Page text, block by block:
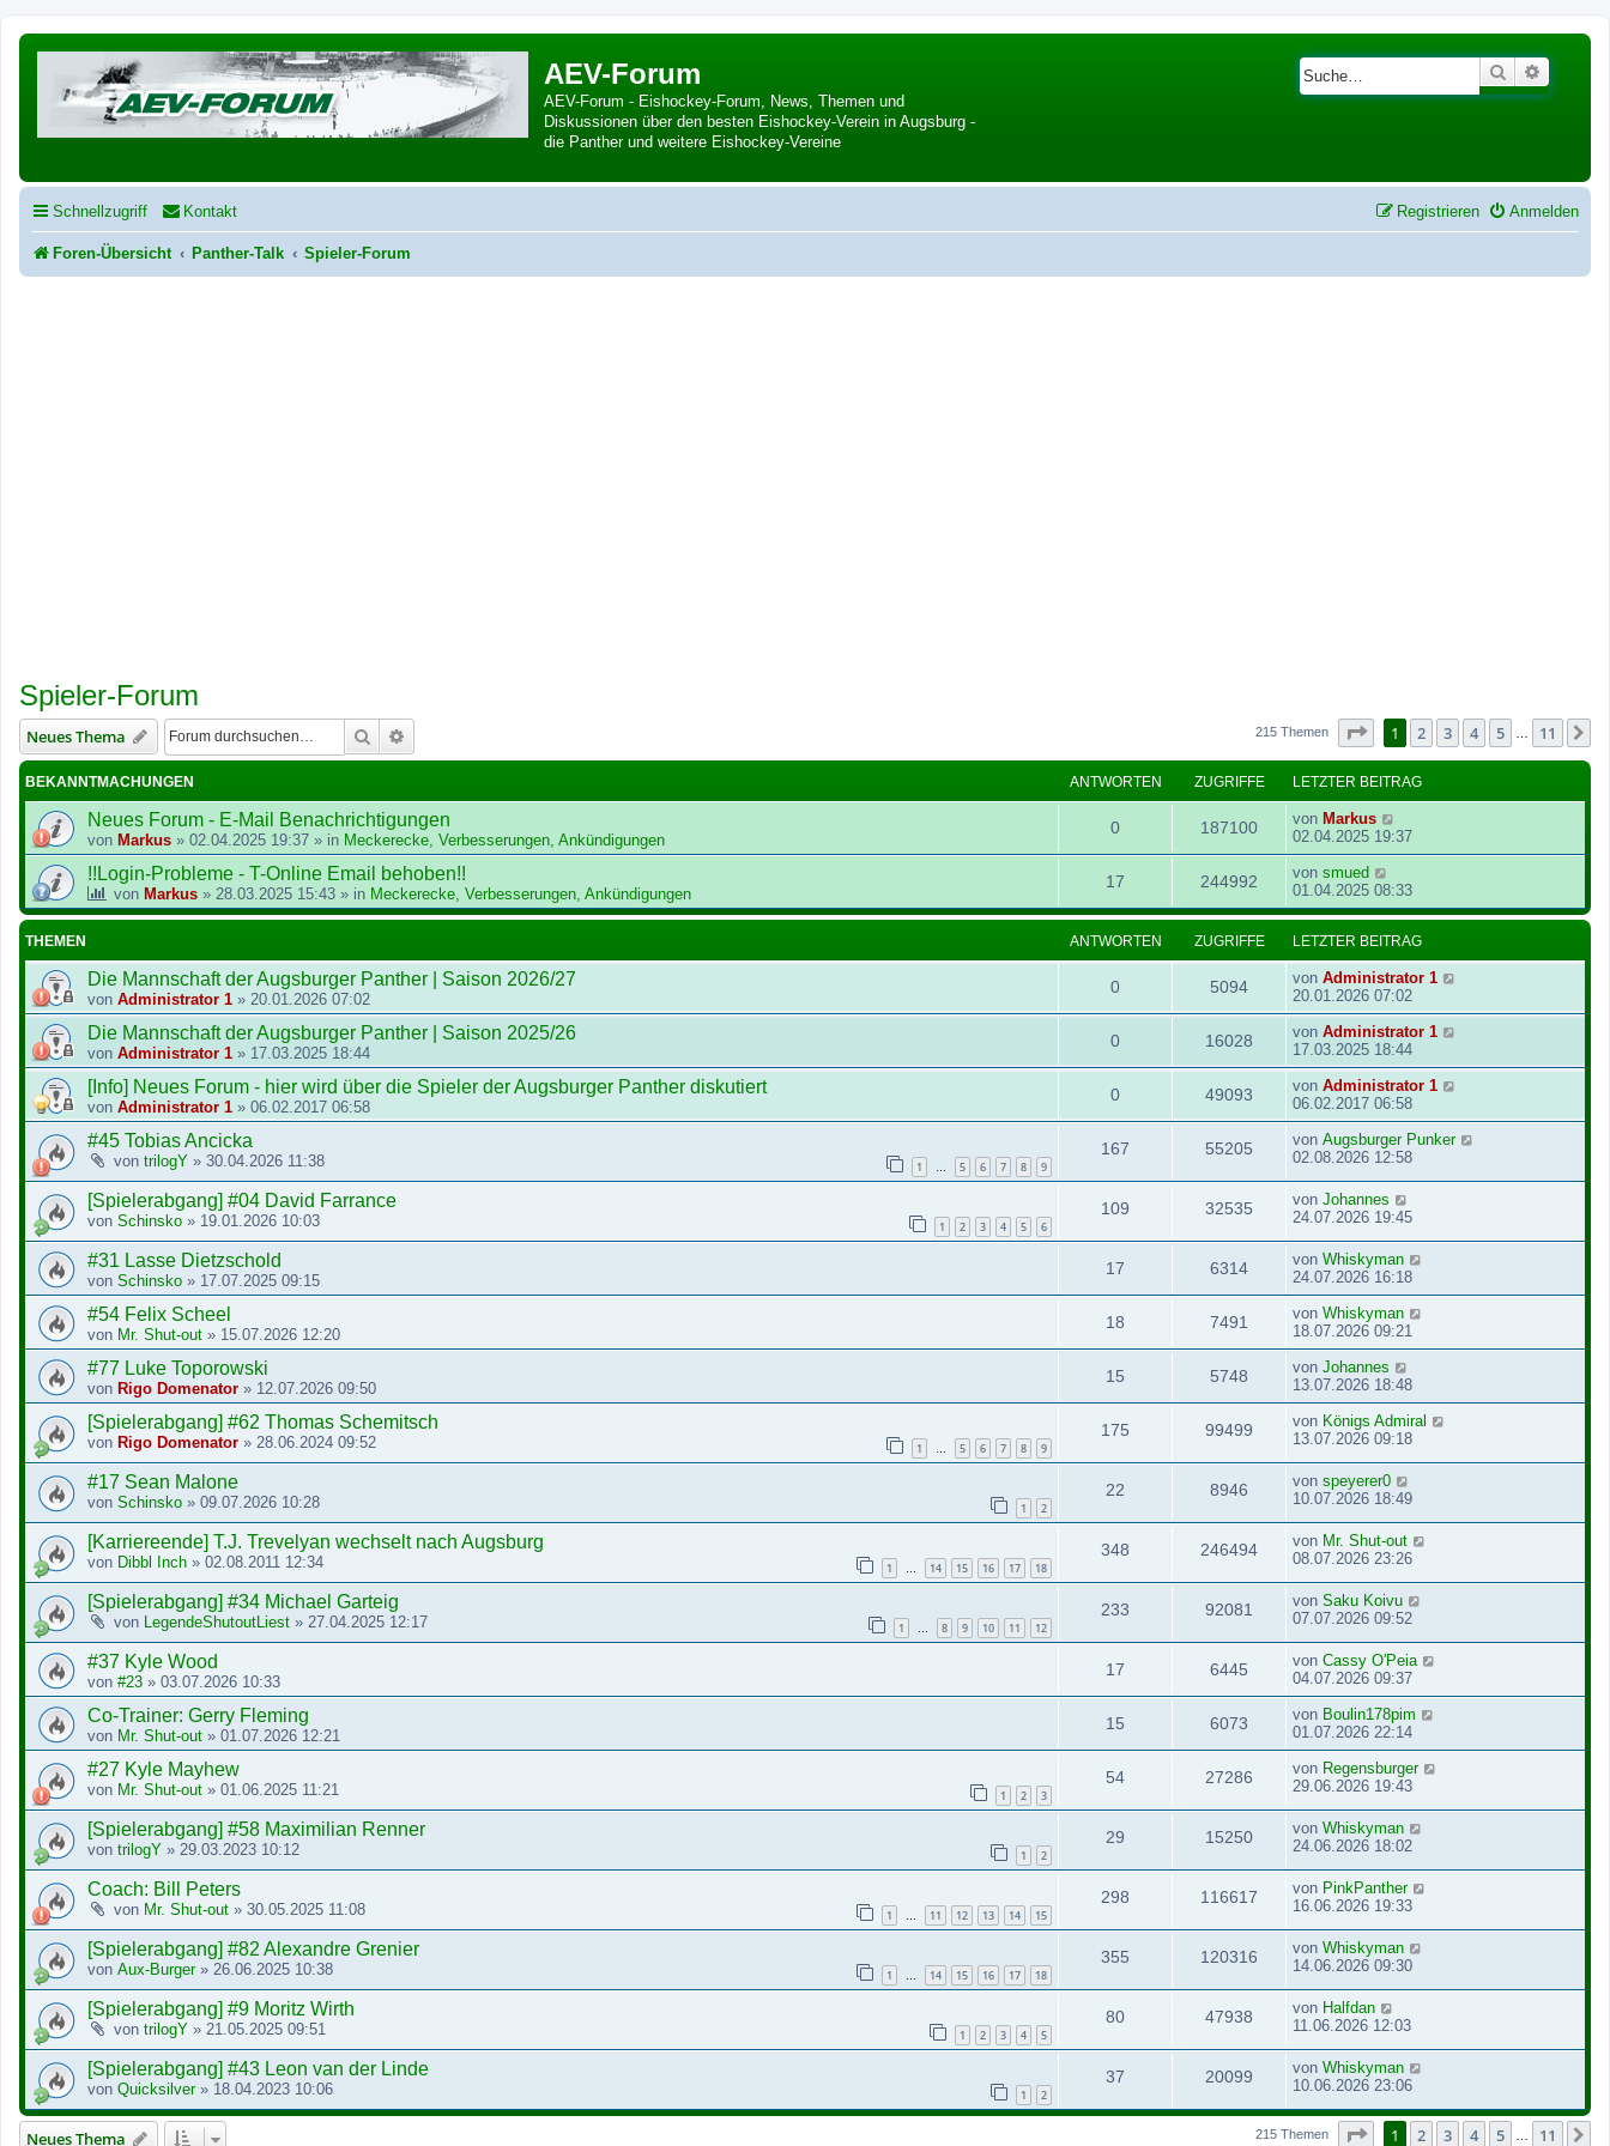
AEV-Forum
AEV-Forum - Eishockey-Forum, News, Themen und
Diskussionen über den besten Eishockey-Verein in Augsburg -
die Panther und weitere Eishockey-Vereine
Suche
Schnellzugriff Kontakt Anmelden
Registrieren
Foren-Übersicht Panther-Talk Spieler-Forum
Spieler-Forum
Neues Thema Suche 215 Themen Seite von11
1 2 3 4 5 11
BEKANNTMACHUNGEN ANTWORTEN ZUGRIFFE LETZTER BEITRAG
Neues Forum - E-Mail Benachrichtigungen
von Markus » 02.04.2025 19:37 » in Meckerecke, Verbesserungen, Ankündigungen
0 187100 von Markus
02.04.2025 19:37
!!Login-Probleme - T-Online Email behoben!!
von Markus » 28.03.2025 15:43 » in Meckerecke, Verbesserungen, Ankündigungen
17 244992 von smued
01.04.2025 08:33
THEMEN ANTWORTEN ZUGRIFFE LETZTER BEITRAG
Die Mannschaft der Augsburger Panther | Saison 2026/27
von Administrator 1 » 20.01.2026 07:02
0 5094 von Administrator 1
20.01.2026 07:02
Die Mannschaft der Augsburger Panther | Saison 2025/26
von Administrator 1 » 17.03.2025 18:44
0 16028 von Administrator 1
17.03.2025 18:44
[Info] Neues Forum - hier wird über die Spieler der Augsburger Panther diskutiert
von Administrator 1 » 06.02.2017 06:58
0 49093 von Administrator 1
06.02.2017 06:58
#45 Tobias Ancicka
von trilogY » 30.04.2026 11:38 1 5 6 7 8 9
167 55205 von Augsburger Punker
02.08.2026 12:58
[Spielerabgang] #04 David Farrance
von Schinsko » 19.01.2026 10:03 1 2 3 4 5 6
109 32535 von Johannes
24.07.2026 19:45
#31 Lasse Dietzschold
von Schinsko » 17.07.2025 09:15
17 6314 von Whiskyman
24.07.2026 16:18
#54 Felix Scheel
von Mr. Shut-out » 15.07.2026 12:20
18 7491 von Whiskyman
18.07.2026 09:21
#77 Luke Toporowski
von Rigo Domenator » 12.07.2026 09:50
15 5748 von Johannes
13.07.2026 18:48
[Spielerabgang] #62 Thomas Schemitsch
von Rigo Domenator » 28.06.2024 09:52 1 … 5 6 7 8 9
175 99499 von Königs Admiral
13.07.2026 09:18
#17 Sean Malone
von Schinsko » 09.07.2026 10:28 1 2
22 8946 von speyerer0
10.07.2026 18:49
[Karriereende] T.J. Trevelyan wechselt nach Augsburg
von Dibbl Inch » 02.08.2011 12:34 1 … 14 15 16 17 18
348 246494 von Mr. Shut-out
08.07.2026 23:26
[Spielerabgang] #34 Michael Garteig
von LegendeShutoutLiest » 27.04.2025 12:17 1 … 8 9 10 11 12
233 92081 von Saku Koivu
07.07.2026 09:52
#37 Kyle Wood
von #23 » 03.07.2026 10:33
17 6445 von Cassy O'Peia
04.07.2026 09:37
Co-Trainer: Gerry Fleming
von Mr. Shut-out » 01.07.2026 12:21
15 6073 von Boulin178pim
01.07.2026 22:14
#27 Kyle Mayhew
von Mr. Shut-out » 01.06.2025 11:21 1 2 3
54 27286 von Regensburger
29.06.2026 19:43
[Spielerabgang] #58 Maximilian Renner
von trilogY » 29.03.2023 10:12 1 2
29 15250 von Whiskyman
24.06.2026 18:02
Coach: Bill Peters
von Mr. Shut-out » 30.05.2025 11:08 1 … 11 12 13 14 15
298 116617 von PinkPanther
16.06.2026 19:33
[Spielerabgang] #82 Alexandre Grenier
von Aux-Burger» 26.06.2025 10:38 1 … 14 15 16 17 18
355 120316 von Whiskyman
14.06.2026 09:30
[Spielerabgang] #9 Moritz Wirth
von trilogY » 21.05.2025 09:51 1 2 3 4 5
80 47938 von Halfdan
11.06.2026 12:03
[Spielerabgang] #43 Leon van der Linde
von Quicksilver» 18.04.2023 10:06 1 2
37 20099 von Whiskyman
10.06.2026 23:06
Neues Thema 215 Themen Seite von11
1 2 3 4 5 11